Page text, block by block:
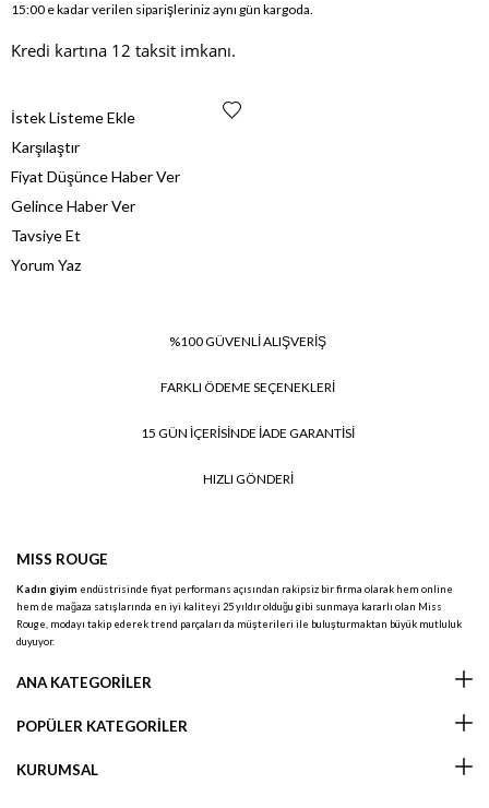
15:00 e kadar verilen siparişleriniz aynı gün kargoda.
Kredi kartına 12 taksit imkanı.
İstek Listeme Ekle
Karşılaştır
Fiyat Düşünce Haber Ver
Gelince Haber Ver
Tavsiye Et
Yorum Yaz
%100 GÜVENLİ ALIŞVERİŞ
FARKLI ÖDEME SEÇENEKLERİ
15 GÜN İÇERİSİNDE İADE GARANTİSİ
HIZLI GÖNDERİ
MISS ROUGE
Kadın giyim endüstrisinde fiyat performans açısından rakipsiz bir firma olarak hem online
hem de mağaza satışlarında en iyi kaliteyi 25 yıldır olduğu gibi sunmaya kararlı olan Miss
Rouge, modayı takip ederek trend parçaları da müşterileri ile buluşturmaktan büyük mutluluk
duyuyor.
ANA KATEGORİLER
POPÜLER KATEGORİLER
KURUMSAL